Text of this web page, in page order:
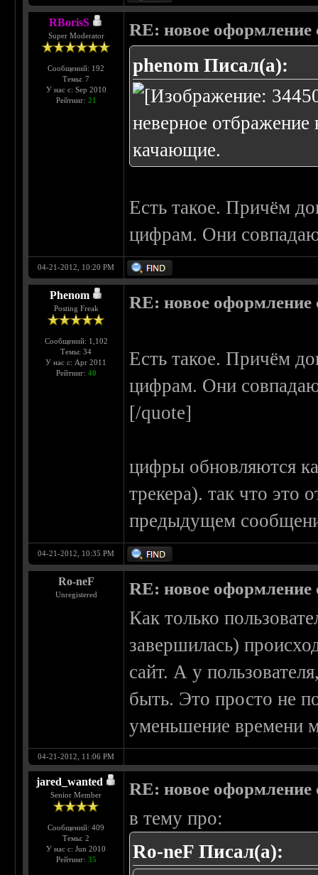
RBorisS
Super Moderator
Сообщений: 192
Темы: 7
У нас с: Sep 2010
Рейтинг: 21
RE: новое оформление
phenom Писал(а):
неверное
качающие.
Есть такое. Причём
цифрам. Они
04-21-2012, 10:20 PM
Phenom
Posting Freak
Сообщений: 1,102
Темы: 34
У нас с: Apr 2011
Рейтинг: 40
RE: новое оформление
Есть такое. Причём
цифрам. Они
[/quote]
цифры обновляются
трекера). так что это
предыдущем
04-21-2012, 10:35 PM
Ro-neF
Unregistered RE: новое оформление
Как только
завершилась)
сайт. А у
быть. Это просто не
уменьшение времени
04-21-2012, 11:06 PM
jared_wanted
Senior Member
Сообщений: 409
Темы: 2
У нас с: Jun 2010
Рейтинг: 35
RE: новое оформление
в тему про:
Ro-neF Писал(а):